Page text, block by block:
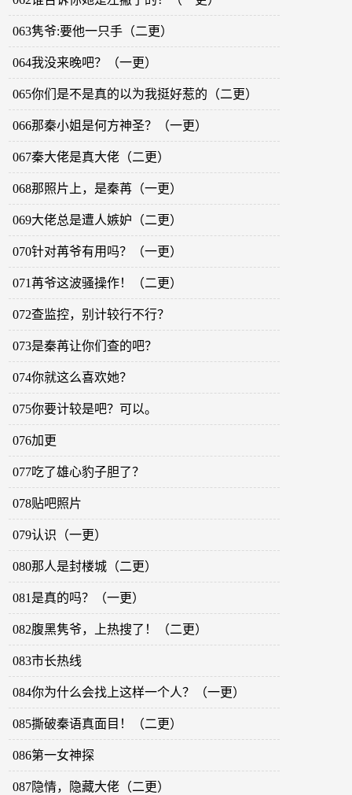
063隽爷:要他一只手（二更）
064我没来晚吧？（一更）
065你们是不是真的以为我挺好惹的（二更）
066那秦小姐是何方神圣？（一更）
067秦大佬是真大佬（二更）
068那照片上，是秦苒（一更）
069大佬总是遭人嫉妒（二更）
070针对苒爷有用吗？（一更）
071苒爷这波骚操作！（二更）
072查监控，别计较行不行？
073是秦苒让你们查的吧？
074你就这么喜欢她？
075你要计较是吧？可以。
076加更
077吃了雄心豹子胆了？
078贴吧照片
079认识（一更）
080那人是封楼城（二更）
081是真的吗？（一更）
082腹黑隽爷，上热搜了！（二更）
083市长热线
084你为什么会找上这样一个人？（一更）
085撕破秦语真面目！（二更）
086第一女神探
087隐情，隐藏大佬（二更）